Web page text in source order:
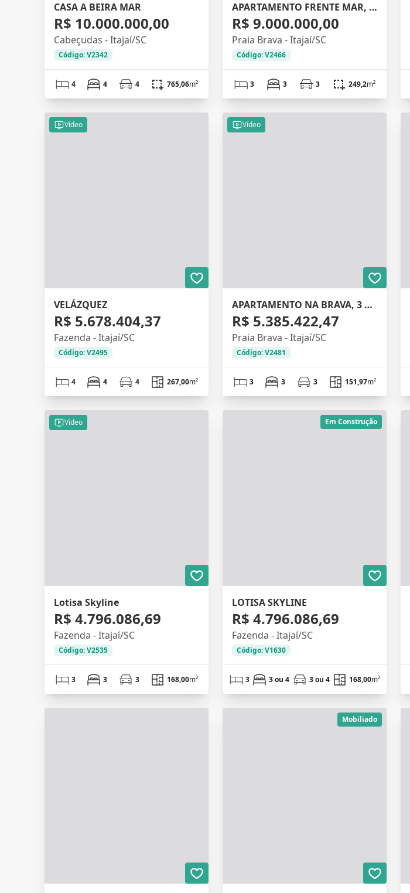
CASA A BEIRA MAR
R$ 10.000.000,00
Cabeçudas - Itajaí/SC
Código: V2342
4 4 4 765,06m²
APARTAMENTO FRENTE MAR, 3 SUITES, 188M²
R$ 9.000.000,00
Praia Brava - Itajaí/SC
Código: V2466
3 3 3 249,2m²
Vídeo
VELÁZQUEZ
R$ 5.678.404,37
Fazenda - Itajaí/SC
Código: V2495
4 4 4 267,00m²
Vídeo
APARTAMENTO NA BRAVA, 3 SUÍTES, 152M²
R$ 5.385.422,47
Praia Brava - Itajaí/SC
Código: V2481
3 3 3 151,97m²
Vídeo
Lotisa Skyline
R$ 4.796.086,69
Fazenda - Itajaí/SC
Código: V2535
3 3 3 168,00m²
Em Construção
LOTISA SKYLINE
R$ 4.796.086,69
Fazenda - Itajaí/SC
Código: V1630
3 3 ou 4 3 ou 4 168,00m²
Mobiliado